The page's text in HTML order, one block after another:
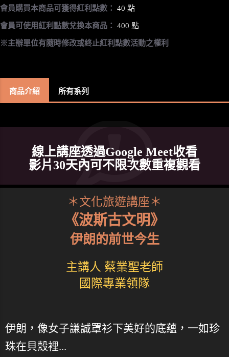
會員購買本商品可獲得紅利點數： 40 點
會員可使用紅利點數兌換本商品： 400 點
※主辦單位有隨時修改或終止紅利點數活動之權利
商品介紹 所有系列
線上講座透過Google Meet收看
影片30天內可不限次數重複觀看
＊文化旅遊講座＊
《波斯古文明》
伊朗的前世今生
主講人 蔡業聖老師
國際專業領隊
伊朗，像女子謙誠罩衫下美好的底蘊，一如珍
珠在貝殼裡...